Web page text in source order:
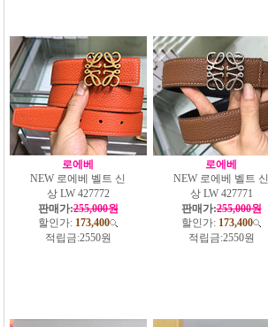
로에베
NEW 로에베 벨트 신
상 LW 427772
판매가:255,000원
할인가: 173,400
적립금:2550원
로에베
NEW 로에베 벨트 신
상 LW 427771
판매가:255,000원
할인가: 173,400
적립금:2550원